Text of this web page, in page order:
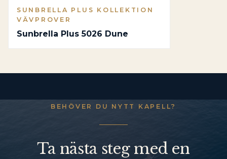
SUNBRELLA PLUS KOLLEKTION
VÄVPROVER
Sunbrella Plus 5026 Dune
BEHÖVER DU NYTT KAPELL?
Ta nästa steg med en